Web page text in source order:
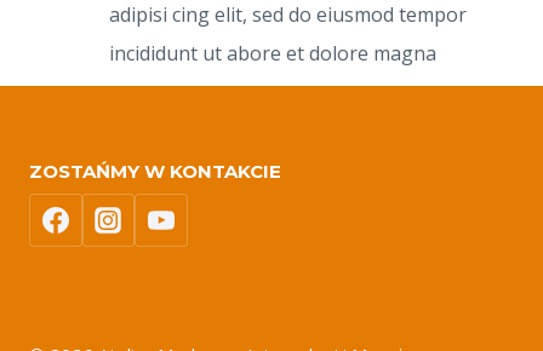
adipisi cing elit, sed do eiusmod tempor
incididunt ut abore et dolore magna
ZOSTAŃMY W KONTAKCIE